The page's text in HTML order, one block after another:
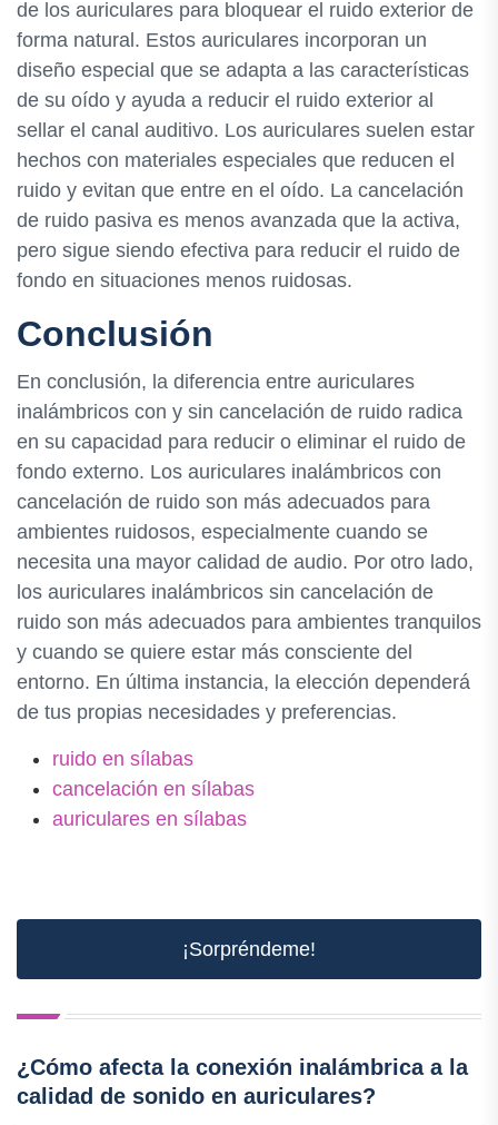
de los auriculares para bloquear el ruido exterior de
forma natural. Estos auriculares incorporan un
diseño especial que se adapta a las características
de su oído y ayuda a reducir el ruido exterior al
sellar el canal auditivo. Los auriculares suelen estar
hechos con materiales especiales que reducen el
ruido y evitan que entre en el oído. La cancelación
de ruido pasiva es menos avanzada que la activa,
pero sigue siendo efectiva para reducir el ruido de
fondo en situaciones menos ruidosas.
Conclusión
En conclusión, la diferencia entre auriculares
inalámbricos con y sin cancelación de ruido radica
en su capacidad para reducir o eliminar el ruido de
fondo externo. Los auriculares inalámbricos con
cancelación de ruido son más adecuados para
ambientes ruidosos, especialmente cuando se
necesita una mayor calidad de audio. Por otro lado,
los auriculares inalámbricos sin cancelación de
ruido son más adecuados para ambientes tranquilos
y cuando se quiere estar más consciente del
entorno. En última instancia, la elección dependerá
de tus propias necesidades y preferencias.
ruido en sílabas
cancelación en sílabas
auriculares en sílabas
¡Sorpréndeme!
¿Cómo afecta la conexión inalámbrica a la
calidad de sonido en auriculares?